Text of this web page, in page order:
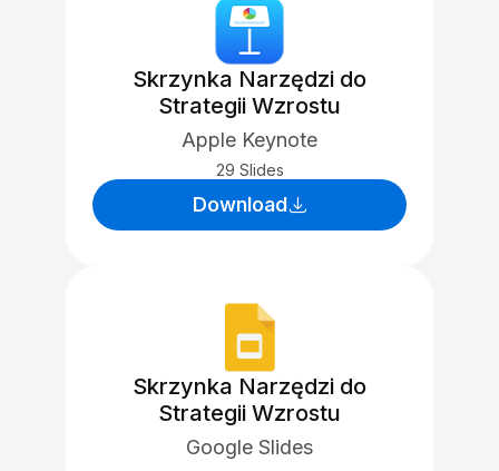
Skrzynka Narzędzi do
Strategii Wzrostu
Apple Keynote
29 Slides
Download
Skrzynka Narzędzi do
Strategii Wzrostu
Google Slides